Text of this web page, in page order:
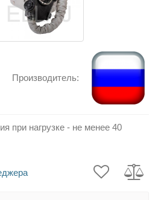
Производитель:
при нагрузке - не менее 40